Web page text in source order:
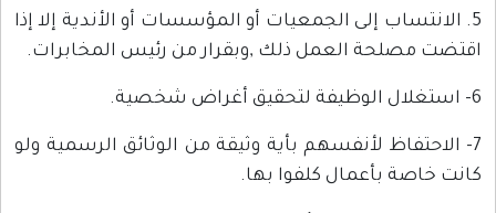
5. الانتساب إلى الجمعيات أو المؤسسات أو الأندية إلا إذا
اقتضت مصلحة العمل ذلك ,وبقرار من رئيس المخابرات.
6- استغلال الوظيفة لتحقيق أغراض شخصية.
7- الاحتفاظ لأنفسهم بأية وثيقة من الوثائق الرسمية ولو
كانت خاصة بأعمال كلفوا بها.